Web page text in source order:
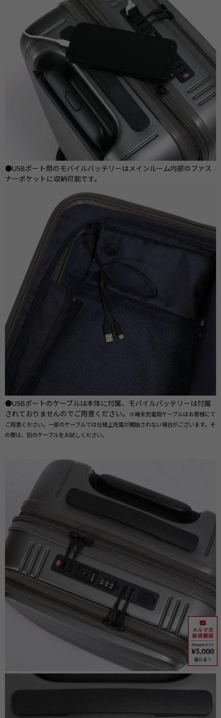
●USBポート用のモバイルバッテリーはメインルーム内部のファス
ナーポケットに収納可能です。
●USBポートのケーブルは本体に付属、モバイルバッテリーは付属
されておりませんのでご用意ください。
※端末充電用ケーブルはお客様にて
ご用意ください。一部のケーブルでは仕様上充電が開始されない場合がございます。そ
の際は、別のケーブルをお試しください。